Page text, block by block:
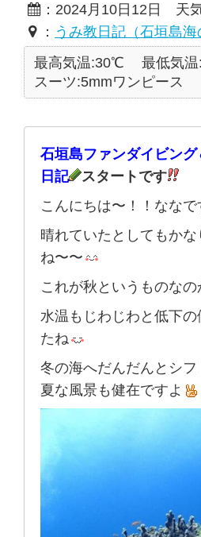
：2024月10日12日 天気
： うみ教日記（石垣島海
最高気温:30℃
最低気
スーツ:5mmワンピース
石垣島ファンダイビン
日記
スタートです
こんにちは〜！！ななで
晴れていたとしてもか
ね〜〜
これが秋というものなの
水温もじわじわと低下
たね
冬の海へだんだんとシ
夏な風景も健在ですよ